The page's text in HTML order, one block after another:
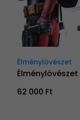
Élménylövészet
62 000 Ft